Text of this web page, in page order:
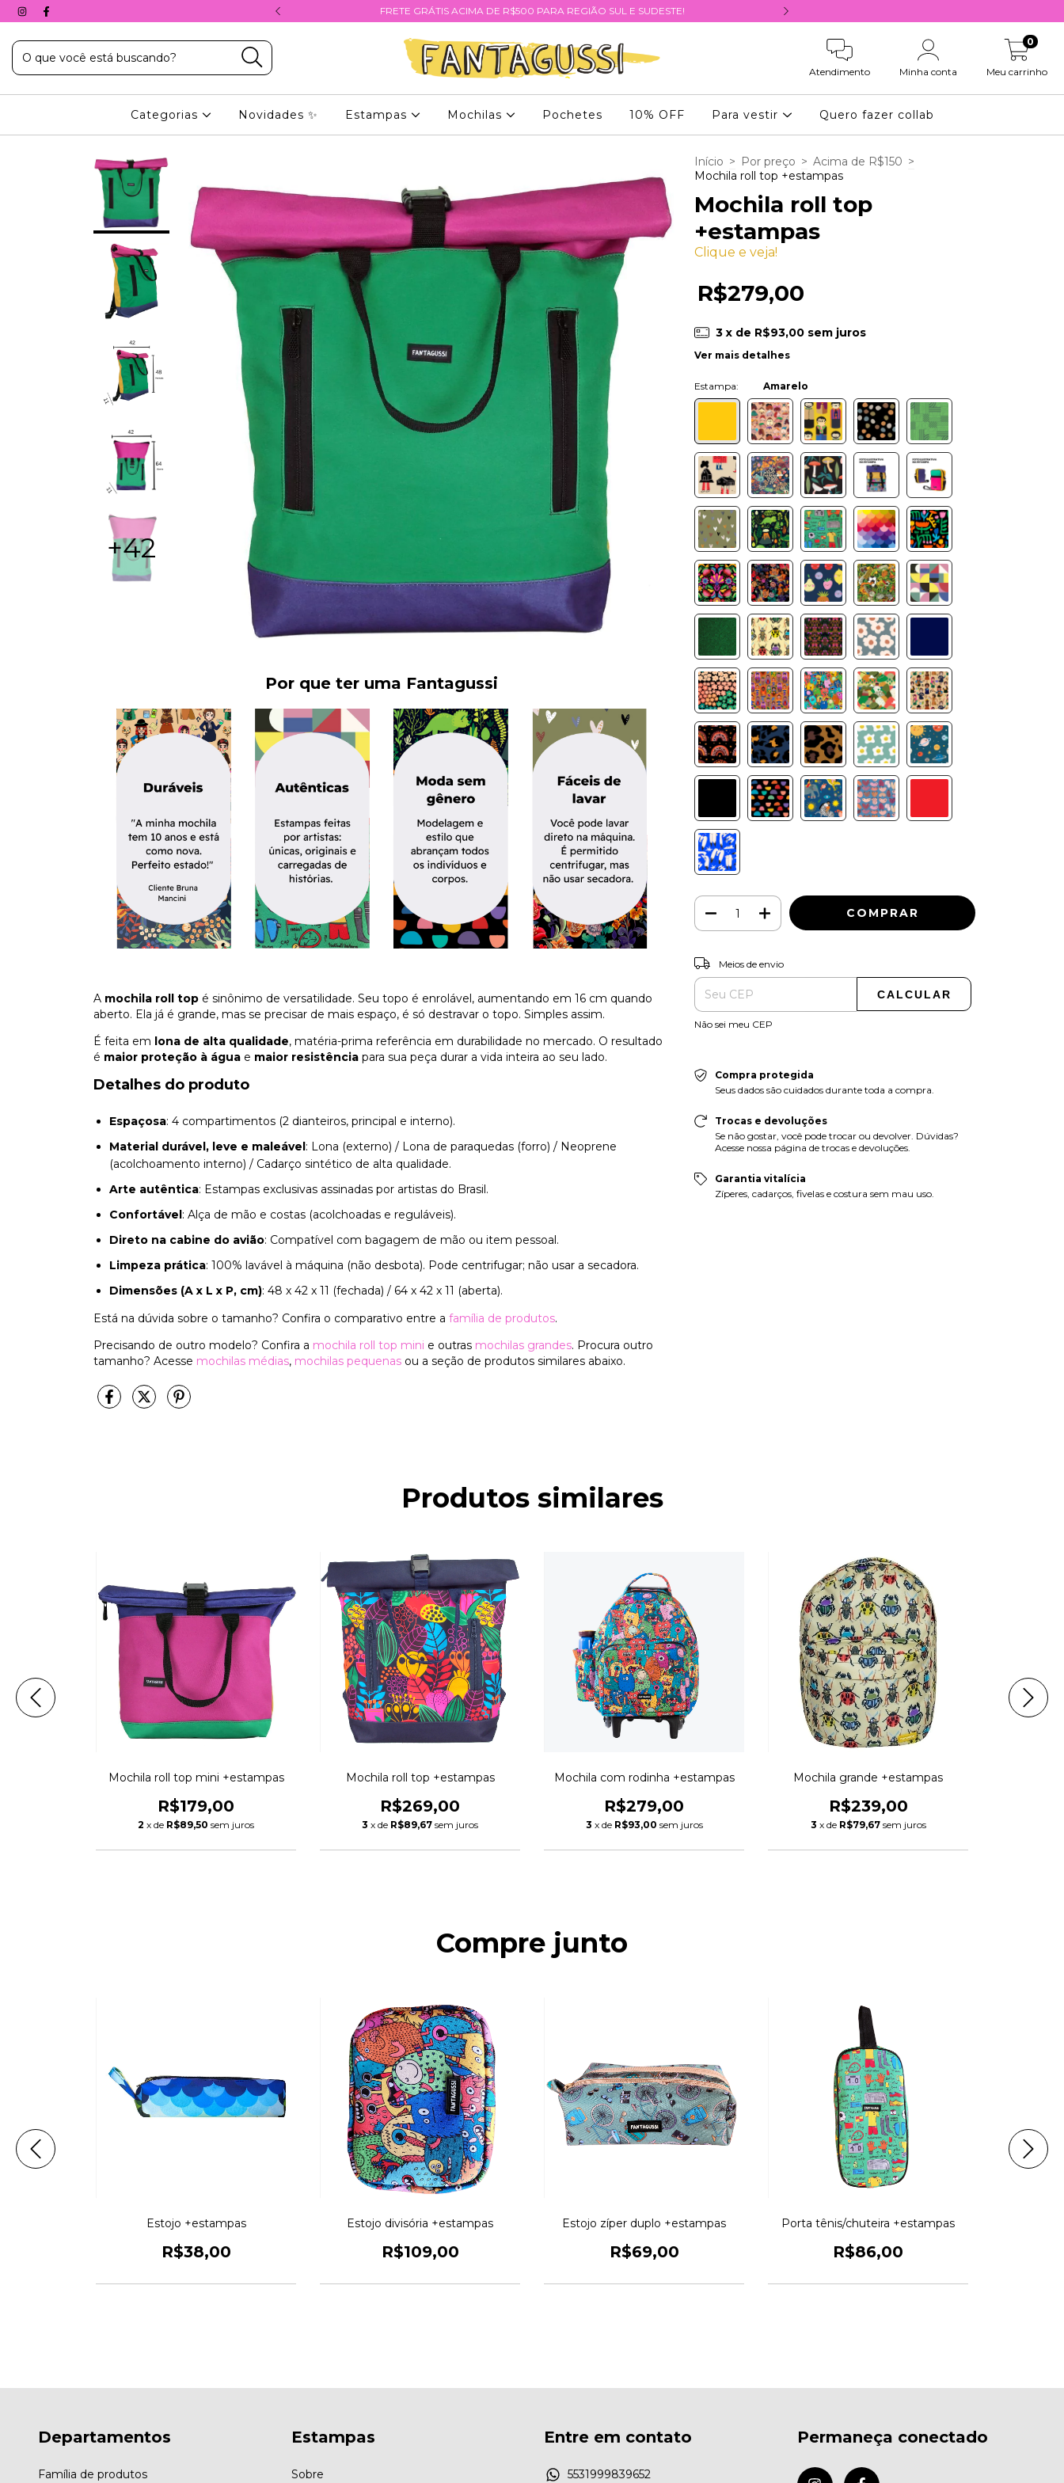
COM O CUPOM: 10%PRIMEIRACOMPRA FRETE GRÁTIS ACIMA DE R$500 PARA REGIÃO SUL E SUDESTE!
Atendimento Minha conta Meu carrinho
0
Categorias Novidades ✨ Estampas Mochilas Pochetes 10% OFF Para vestir Quero fazer collab
+42
Por que ter uma Fantagussi
A mochila roll top é sinônimo de versatilidade. Seu topo é enrolável, aumentando em 16 cm quando
aberto. Ela já é grande, mas se precisar de mais espaço, é só destravar o topo. Simples assim.
É feita em lona de alta qualidade, matéria-prima referência em durabilidade no mercado. O resultado
é maior proteção à água e maior resistência para sua peça durar a vida inteira ao seu lado.
Detalhes do produto
Espaçosa: 4 compartimentos (2 dianteiros, principal e interno).
Material durável, leve e maleável: Lona (externo) / Lona de paraquedas (forro) / Neoprene
(acolchoamento interno) / Cadarço sintético de alta qualidade.
Arte autêntica: Estampas exclusivas assinadas por artistas do Brasil.
Confortável: Alça de mão e costas (acolchoadas e reguláveis).
Direto na cabine do avião: Compatível com bagagem de mão ou item pessoal.
Limpeza prática: 100% lavável à máquina (não desbota). Pode centrifugar; não usar a secadora.
Dimensões (A x L x P, cm): 48 x 42 x 11 (fechada) / 64 x 42 x 11 (aberta).
Está na dúvida sobre o tamanho? Confira o comparativo entre a família de produtos.
Precisando de outro modelo? Confira a mochila roll top mini e outras mochilas grandes. Procura outro
tamanho? Acesse mochilas médias, mochilas pequenas ou a seção de produtos similares abaixo.
Início > Por preço > Acima de R$150 >
Mochila roll top +estampas
Mochila roll top
+estampas
Clique e veja!
R$279,00
3 x de R$93,00 sem juros
Ver mais detalhes
Amarelo
Entregas para o CEP:
Meios de envio
CALCULAR
Não sei meu CEP
Compra protegida
Seus dados são cuidados durante toda a compra.
Trocas e devoluções
Se não gostar, você pode trocar ou devolver. Dúvidas?
Acesse nossa página de trocas e devoluções.
Garantia vitalícia
Zíperes, cadarços, fivelas e costura sem mau uso.
Produtos similares
Mochila roll top mini +estampas
R$179,00
2 x de R$89,50 sem juros
Mochila roll top +estampas
R$269,00
3 x de R$89,67 sem juros
Mochila com rodinha +estampas
R$279,00
3 x de R$93,00 sem juros
Mochila grande +estampas
R$239,00
3 x de R$79,67 sem juros
Compre junto
Estojo +estampas
R$38,00
Estojo divisória +estampas
R$109,00
Estojo zíper duplo +estampas
R$69,00
Porta tênis/chuteira +estampas
R$86,00
Departamentos
Família de produtos
Estampas
Sobre
Entre em contato
5531999839652
Permaneça conectado